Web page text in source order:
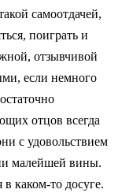
самоотдачей,
поиграть и
отзывчивой
если немного
отцов всегда
с удовольствием
малейшей вины.
каком-то досуге.